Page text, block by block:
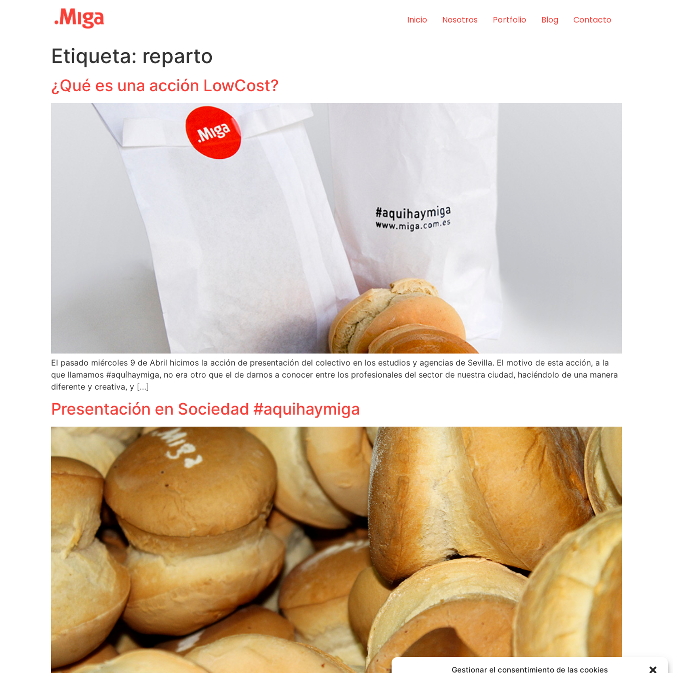
Gestionar el consentimiento de las cookies
Inicio Nosotros Portfolio Blog Contacto
Etiqueta: reparto
¿Qué es una acción LowCost?
El pasado miércoles 9 de Abril hicimos la acción de presentación del colectivo en los estudios y agencias de Sevilla. El motivo de esta acción, a la
que llamamos #aquíhaymiga, no era otro que el de darnos a conocer entre los profesionales del sector de nuestra ciudad, haciéndolo de una manera
diferente y creativa, y […]
Presentación en Sociedad #aquihaymiga